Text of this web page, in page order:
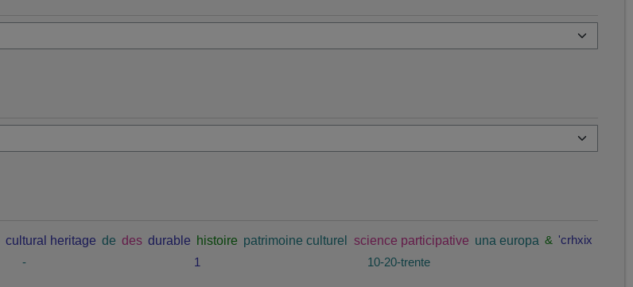
cultural heritage de des durable histoire patrimoine culturel science participative una europa & 'crhxix
- 1 10-20-trente